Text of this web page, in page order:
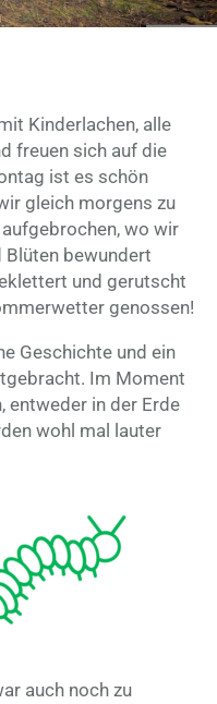
Kinderlachen, alle
freuen sich auf die
ist es schön
gleich morgens zu
wo wir
Blüten bewundert
und gerutscht
genossen!
Geschichte und ein
Im Moment
entweder in der Erde
wohl mal lauter
auch noch zu